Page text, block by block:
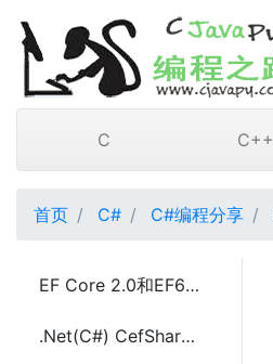
C C++
首页 C# C#编程分享
EF Core 2.0和EF6(Entity Framework 6)中配置实体映射关系
.Net(C#) CefSharp Chrome 浏览器控件后台执行Iframe中的Js代码的方法